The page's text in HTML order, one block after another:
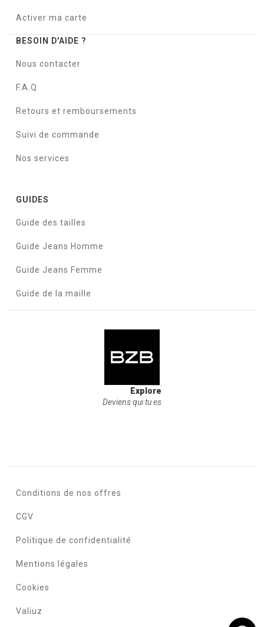
Activer ma carte
BESOIN D'AIDE ?
Nous contacter
F.A.Q
Retours et remboursements
Suivi de commande
Nos services
GUIDES
Guide des tailles
Guide Jeans Homme
Guide Jeans Femme
Guide de la maille
Explore
Deviens qui tu es
Conditions de nos offres
CGV
Politique de confidentialité
Mentions légales
Cookies
Valiuz